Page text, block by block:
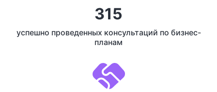
315
успешно проведенных консультаций по бизнес-
планам